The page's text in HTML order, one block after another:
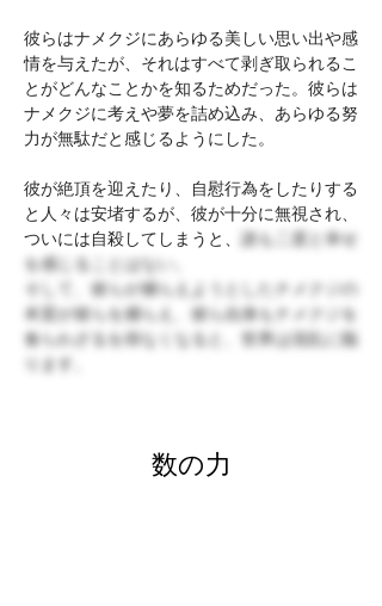
彼らはナメクジにあらゆる美しい思い出や感
情を与えたが、それはすべて剥ぎ取られるこ
とがどんなことかを知るためだった。彼らは
ナメクジに考えや夢を詰め込み、あらゆる努
力が無駄だと感じるようにした。
彼が絶頂を迎えたり、自慰行為をしたりする
と人々は安堵するが、彼が十分に無視され、
ついには自殺してしまうと、 誰も二度と幸せ
を感じることはない。
そして、彼らが捕らえようとしたナメクジの
本質が彼らを捕らえ、彼ら自身もナメクジを
食らわざるを得なくなると、世界は混乱に陥
ります。
数の力